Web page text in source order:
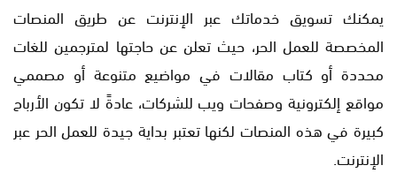
يمكنك تسويق خدماتك عبر الإنترنت عن طريق المنصات
المخصصة للعمل الحر، حيث تعلن عن حاجتها لمترجمين للغات
محددة أو كتاب مقالات في مواضيع متنوعة أو مصممي
مواقع إلكترونية وصفحات ويب للشركات، عادةً لا تكون الأرباح
كبيرة في هذه المنصات لكنها تعتبر بداية جيدة للعمل الحر عبر
الإنترنت.